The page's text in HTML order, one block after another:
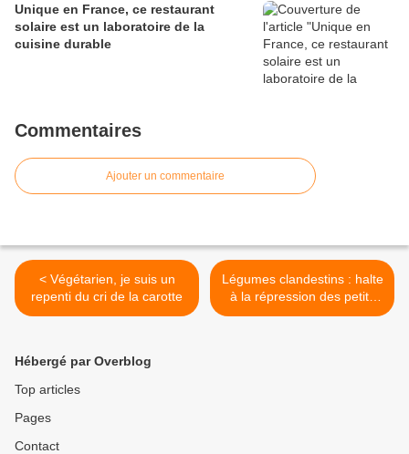
Unique en France, ce restaurant
solaire est un laboratoire de la
cuisine durable
Commentaires
Ajouter un commentaire
< Végétarien, je suis un
repenti du cri de la carotte
Légumes clandestins : halte
à la répression des petits
maraîchers >
Hébergé par Overblog
Top articles
Pages
Contact